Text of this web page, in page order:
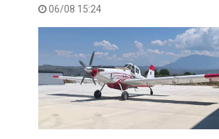
06/08 15:24